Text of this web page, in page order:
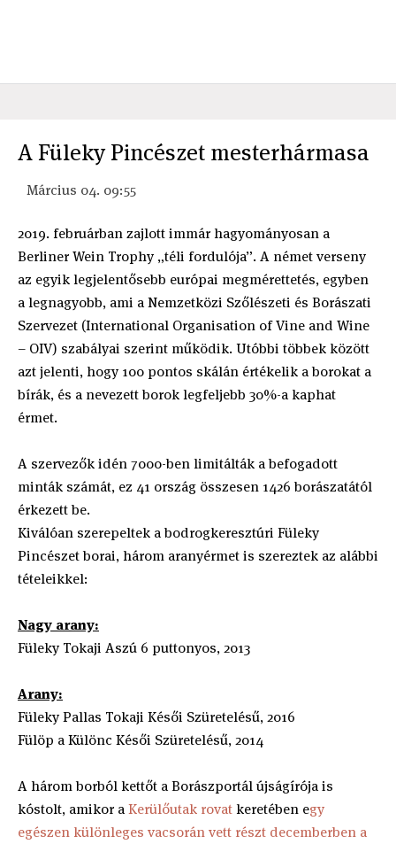
A Füleky Pincészet mesterhármasa
Március 04. 09:55
2019. februárban zajlott immár hagyományosan a
Berliner Wein Trophy „téli fordulója”. A német verseny
az egyik legjelentősebb európai megmérettetés, egyben
a legnagyobb, ami a Nemzetközi Szőlészeti és Borászati
Szervezet (International Organisation of Vine and Wine
– OIV) szabályai szerint működik. Utóbbi többek között
azt jelenti, hogy 100 pontos skálán értékelik a borokat a
bírák, és a nevezett borok legfeljebb 30%-a kaphat
érmet.
A szervezők idén 7000-ben limitálták a befogadott
minták számát, ez 41 ország összesen 1426 borászatától
érkezett be.
Kiválóan szerepeltek a bodrogkeresztúri Füleky
Pincészet borai, három aranyérmet is szereztek az alábbi
tételeikkel:
Nagy arany:
Füleky Tokaji Aszú 6 puttonyos, 2013
Arany:
Füleky Pallas Tokaji Késői Szüretelésű, 2016
Fülöp a Különc Késői Szüretelésű, 2014
A három borból kettőt a Borászportál újságírója is
kóstolt, amikor aKerülőutak rovat keretében egy
egészen különleges vacsorán vett részt decemberben a